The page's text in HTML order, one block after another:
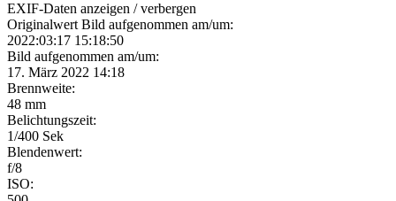
EXIF-Daten anzeigen / verbergen
Originalwert Bild aufgenommen am/um:
2022:03:17 15:18:50
Bild aufgenommen am/um:
17. März 2022 14:18
Brennweite:
48 mm
Belichtungszeit:
1/400 Sek
Blendenwert:
f/8
ISO: